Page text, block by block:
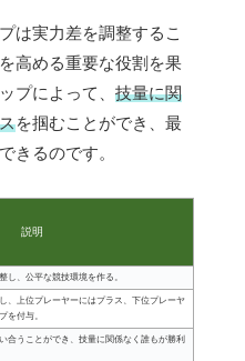
は実力差を調整するこ
高める重要な役割を果
プによって、 技量に関
を掴むことができ、最
きるのです。
説明
し、公平な競技環境を作る。
、上位プレーヤーにはプラス、下位プレーヤ
を付与。
合うことができ、技量に関係なく誰もが勝利